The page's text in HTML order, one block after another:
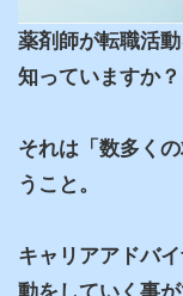
薬剤師が転職活
知っていますか？
それは「数多く
うこと。
キャリアアドバ